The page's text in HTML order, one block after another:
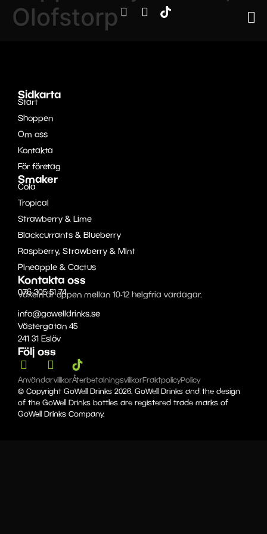
Olofstorp
Sidkarta
Start
Shoppen
Om oss
Kontakta
För företag
Smaker
Cola
Tropical
Strawberry & Lime
Blackcurrants & Blueberry
Raspberry, Strawberry & Mint
Pineapple & Cactus
Kontakta oss
076-305 51 74
Växeln är öppen mellan 10-12 helgfria vardagar.
info@gowelldrinks.se
Västergatan 45
241 31 Eslöv
Följ oss
AnvändarvillkorÅterbetalningsvillkorFraktpolicyPolicy
© Copyright GoWell Drinks 2026. GoWell Drinks and the design
of the GoWell Drinks bottles are registered trade marks of
GoWell Drinks Company.